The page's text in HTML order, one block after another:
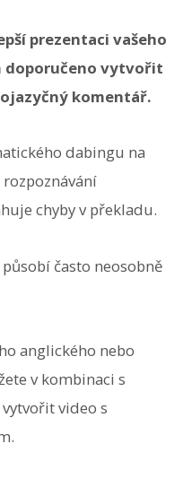
prezentaci vašeho
doporučeno vytvořit
komentář.
dabingu na
chyby v překladu.
často neosobně
anglického nebo
v kombinaci s
video s